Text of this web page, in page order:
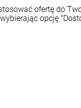
ofertę do
opcję